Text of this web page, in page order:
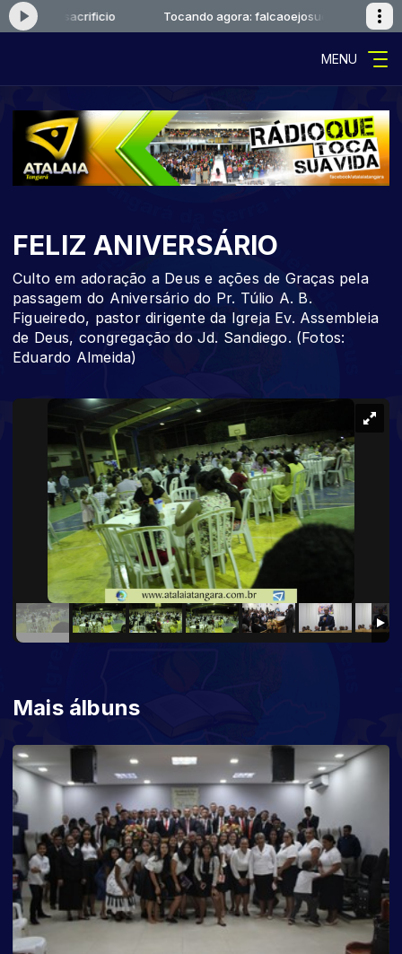
sacrificio Tocando agora: falcaoejosue-sacrificio
MENU
FELIZ ANIVERSÁRIO
Culto em adoração a Deus e ações de Graças pela
passagem do Aniversário do Pr. Túlio A. B.
Figueiredo, pastor dirigente da Igreja Ev. Assembleia
de Deus, congregação do Jd. Sandiego. (Fotos:
Eduardo Almeida)
Mais álbuns